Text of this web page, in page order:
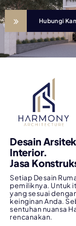
Hubungi
Desain
Interior.
Jasa
Setiap Desain
pemiliknya. Untuk
yang sesuai
keinginan Anda.
sentuhan nuansa
rencanakan.